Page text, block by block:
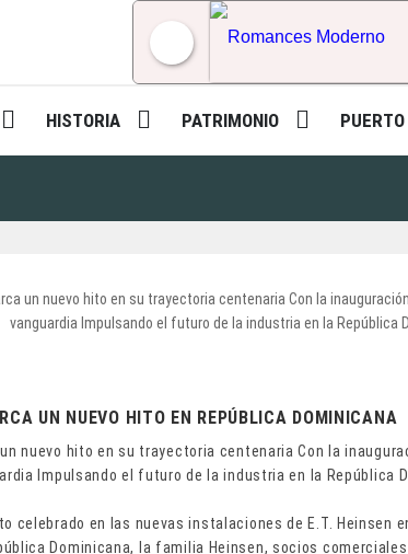
Romances
HISTORIA PATRIMONIO
UN NUEVO HITO EN REPÚBLICA DOMINICANA
un nuevo hito en su trayectoria centenaria Con la
Impulsando el futuro de la industria en la República
celebrado en las nuevas instalaciones de E.T. Heinsen
Dominicana, la familia Heinsen, socios